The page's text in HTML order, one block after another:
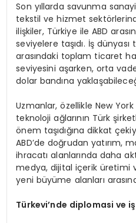
Son yıllarda savunma
tekstil ve hizmet
ilişkiler, Türkiye ile ABD
seviyelere taşıdı. İş
arasındaki toplam ticaret
seviyesini aşarken, orta
dolar bandına
Uzmanlar, özellikle New
teknoloji ağlarının Türk
önem taşıdığına dikkat
ABD’de doğrudan yatırım,
ihracatı alanlarında daha
medya, dijital içerik üretimi
yeni büyüme alanları
Türkevi’nde diplomasi ve